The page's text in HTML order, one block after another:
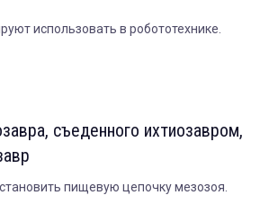
использовать в робототехнике.
съеденного ихтиозавром,
пищевую цепочку мезозоя.